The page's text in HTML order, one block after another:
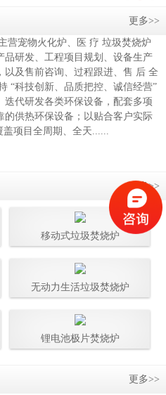
更多>>
营宠物火化炉、医 疗 垃圾焚烧炉
研发、工程项目规划、设备生产
及售前咨询、过程跟进、售 后 全
“科技创新、品质把控、诚信经营”
代研发各类环保设备，配套多项
供热环保设备；以贴合客户实际
项目全周期、全天......
更多>>
移动式垃圾焚烧炉
无动力生活垃圾焚烧炉
锂电池极片焚烧炉
更多>>